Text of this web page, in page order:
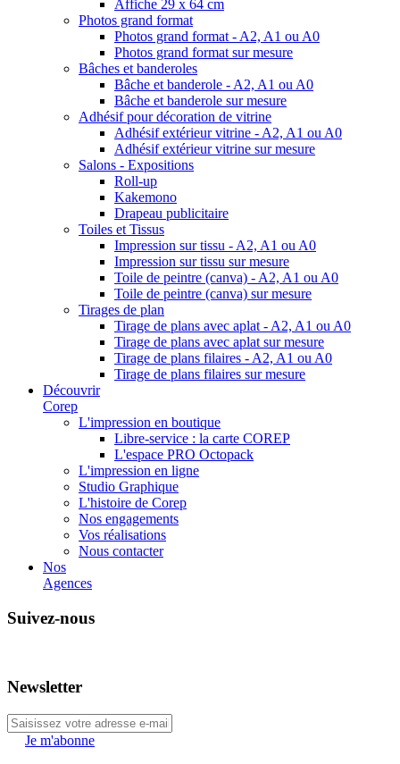
Affiche 29 x 64 cm
Photos grand format
Photos grand format - A2, A1 ou A0
Photos grand format sur mesure
Bâches et banderoles
Bâche et banderole - A2, A1 ou A0
Bâche et banderole sur mesure
Adhésif pour décoration de vitrine
Adhésif extérieur vitrine - A2, A1 ou A0
Adhésif extérieur vitrine sur mesure
Salons - Expositions
Roll-up
Kakemono
Drapeau publicitaire
Toiles et Tissus
Impression sur tissu - A2, A1 ou A0
Impression sur tissu sur mesure
Toile de peintre (canva) - A2, A1 ou A0
Toile de peintre (canva) sur mesure
Tirages de plan
Tirage de plans avec aplat - A2, A1 ou A0
Tirage de plans avec aplat sur mesure
Tirage de plans filaires - A2, A1 ou A0
Tirage de plans filaires sur mesure
Découvrir
Corep
L'impression en boutique
Libre-service : la carte COREP
L'espace PRO Octopack
L'impression en ligne
Studio Graphique
L'histoire de Corep
Nos engagements
Vos réalisations
Nous contacter
Nos
Agences
Suivez-nous
Newsletter
Je m'abonne